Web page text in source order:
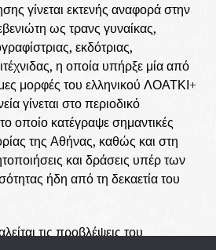
γίνεται εκτενής αναφορά στην
ως τρανς γυναίκας,
εκδότριας,
η οποία υπήρξε μία από
μορφές του ελληνικού ΛΟΑΤΚΙ+
γίνεται στο περιοδικό
οποίο κατέγραψε σημαντικές
της Αθήνας, καθώς και στη
και δράσεις υπέρ των
ήδη από τη δεκαετία του
τις προβλέψεις του